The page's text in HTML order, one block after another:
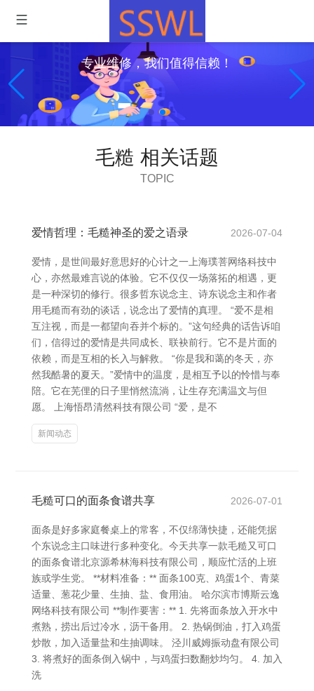
专业维修，我们值得信赖！
毛糙 相关话题
TOPIC
爱情哲理：毛糙神圣的爱之语录 2026-07-04
爱情，是世间最好意思好的心计之一上海璞菩网络科技中
心，亦然最难言说的体验。它不仅仅一场落拓的相遇，更
是一种深切的修行。很多哲东说念主、诗东说念主和作者
用毛糙而有劲的谈话，说念出了爱情的真理。 “爱不是相
互注视，而是一都望向吞并个标的。”这句经典的话告诉咱
们，信得过的爱情是共同成长、联袂前行。它不是片面的
依赖，而是互相的长入与解救。 “你是我和蔼的冬天，亦
然我酷暑的夏天。”爱情中的温度，是相互予以的怜惜与奉
陪。它在芜俚的日子里悄然流淌，让生存充满温文与但
愿。 上海悟昂清然科技有限公司 “爱，是不
新闻动态
毛糙可口的面条食谱共享 2026-07-01
面条是好多家庭餐桌上的常客，不仅绵薄快捷，还能凭据
个东说念主口味进行多种变化。今天共享一款毛糙又可口
的面条食谱北京源希林海科技有限公司，顺应忙活的上班
族或学生党。 **材料准备：** 面条100克、鸡蛋1个、青菜
适量、葱花少量、生抽、盐、食用油。 哈尔滨市博斯云逸
网络科技有限公司 **制作要害：** 1. 先将面条放入开水中
煮熟，捞出后过冷水，沥干备用。 2. 热锅倒油，打入鸡蛋
炒散，加入适量盐和生抽调味。 泾川威姆振动盘有限公司
3. 将煮好的面条倒入锅中，与鸡蛋扫数翻炒均匀。 4. 加入
洗